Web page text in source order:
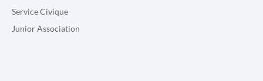
Service Civique
Junior Association